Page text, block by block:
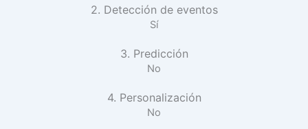
2. Detección de eventos
Sí
3. Predicción
No
4. Personalización
No